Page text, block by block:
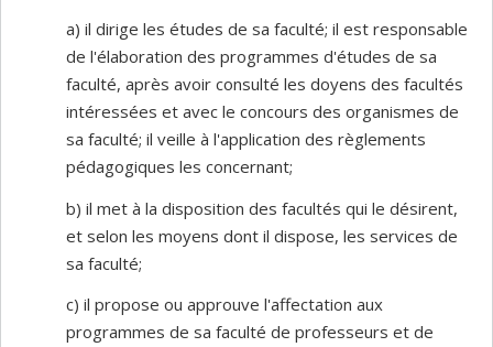
a) il dirige les études de sa faculté; il est responsable
de l'élaboration des programmes d'études de sa
faculté, après avoir consulté les doyens des facultés
intéressées et avec le concours des organismes de
sa faculté; il veille à l'application des règlements
pédagogiques les concernant;
b) il met à la disposition des facultés qui le désirent,
et selon les moyens dont il dispose, les services de
sa faculté;
c) il propose ou approuve l'affectation aux
programmes de sa faculté de professeurs et de